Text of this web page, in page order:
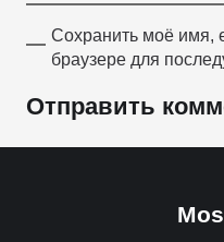
Сохранить моё имя,
браузере для
Отправить